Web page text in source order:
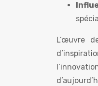
L’œuvre